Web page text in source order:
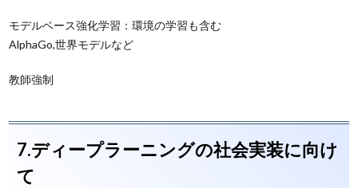
モデルベース強化学習：環境の学習も含む
AlphaGo,世界モデルなど
教師強制
7.ディープラーニングの社会実装に向け
て